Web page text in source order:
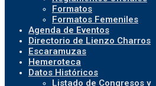
Formatos
Formatos Femeniles
Agenda de Eventos
Directorio de Lienzo Charros
Escaramuzas
Hemeroteca
Datos Históricos
Listado de Congresos y